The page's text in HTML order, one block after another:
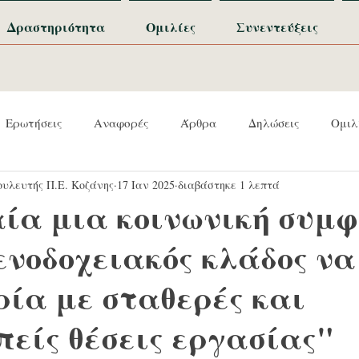
Δραστηριότητα Ομιλίες Συνεντεύξεις
Ερωτήσεις Αναφορές Άρθρα Δηλώσεις
μια κοινωνική
κλάδος
με σταθερές και
θέσεις εργασίας"
Π.Ε. Κοζάνης 17 Ιαν 2025 διαβάστηκε 1 λεπτά